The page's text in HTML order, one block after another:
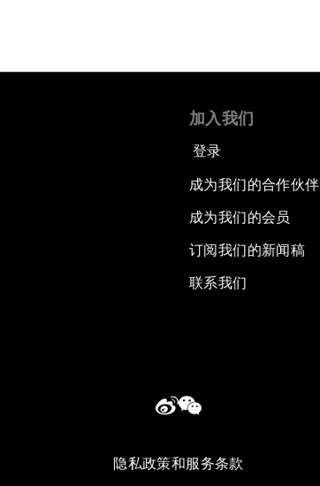
加入我们
登录
成为我们的合作伙伴
成为我们的会员
订阅我们的新闻稿
联系我们
隐私政策和服务条款